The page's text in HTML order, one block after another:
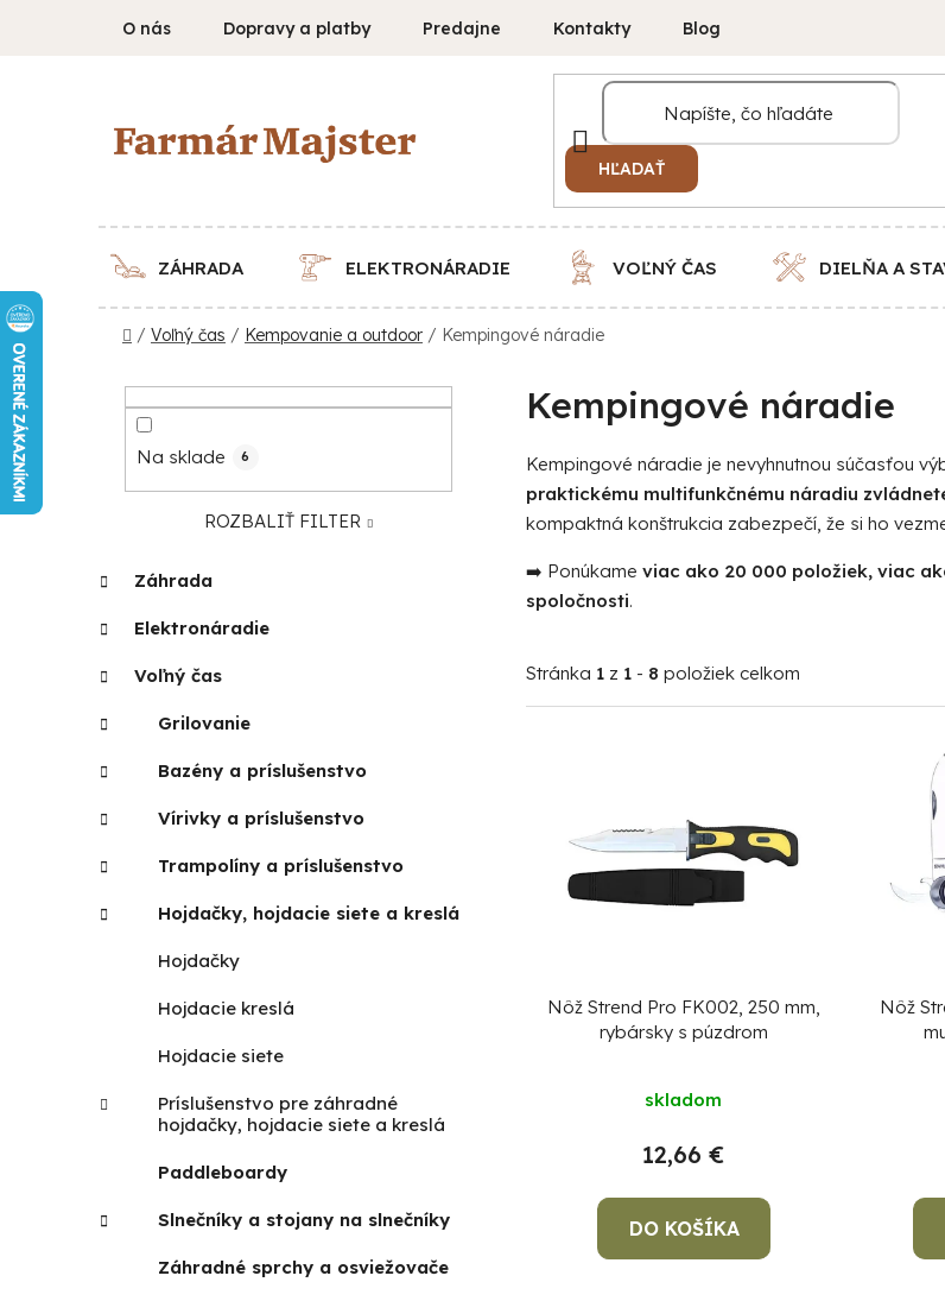
O nás Dopravy a platby Predajne Kontakty Blog
HĽADAŤ
ZÁHRADA ELEKTRONÁRADIE VOĽNÝ ČAS DIELŇA A
Domov
/ Voľný čas / Kempovanie a outdoor / Kempingové náradie
a
n
e
Na sklade 6
ROZBALIŤ FILTER
kategórie
a
t
g
r
e
Záhrada
Elektronáradie
Voľný čas
Grilovanie
Bazény a príslušenstvo
Vírivky a príslušenstvo
Trampolíny a príslušenstvo
Hojdačky, hojdacie siete a kreslá
Hojdačky
Hojdacie kreslá
Hojdacie siete
Príslušenstvo pre záhradné
hojdačky, hojdacie siete a kreslá
Paddleboardy
Slnečníky a stojany na slnečníky
Záhradné sprchy a osviežovače
Kempingové náradie
Kempingové náradie je nevyhnutnou súčasťou
praktickému multifunkčnému náradiu
kompaktná konštrukcia zabezpečí, že si ho
➡️ Ponúkame viac ako 20 000 položiek, viac
spoločnosti.
Stránka 1 z 1 - 8 položiek celkom
Nôž Strend Pro FK002, 250 mm,
rybársky s púzdrom
skladom
12,66 €
DO KOŠÍKA
Nôž